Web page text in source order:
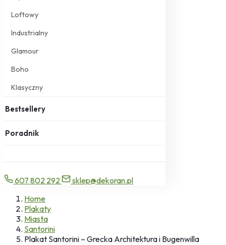
Loftowy
Industrialny
Glamour
Boho
Klasyczny
Bestsellery
Poradnik
607 802 292
sklep@dekoran.pl
Home
Plakaty
Miasta
Santorini
Plakat Santorini – Grecka Architektura i Bugenwilla